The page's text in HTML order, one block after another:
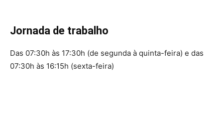
Jornada de trabalho
Das 07:30h às 17:30h (de segunda à quinta-feira) e das
07:30h às 16:15h (sexta-feira)